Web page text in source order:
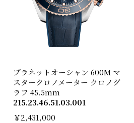
プラネットオーシャン 600M マ
スタークロノメーター クロノグ
ラフ 45.5mm
215.23.46.51.03.001
￥2,431,000